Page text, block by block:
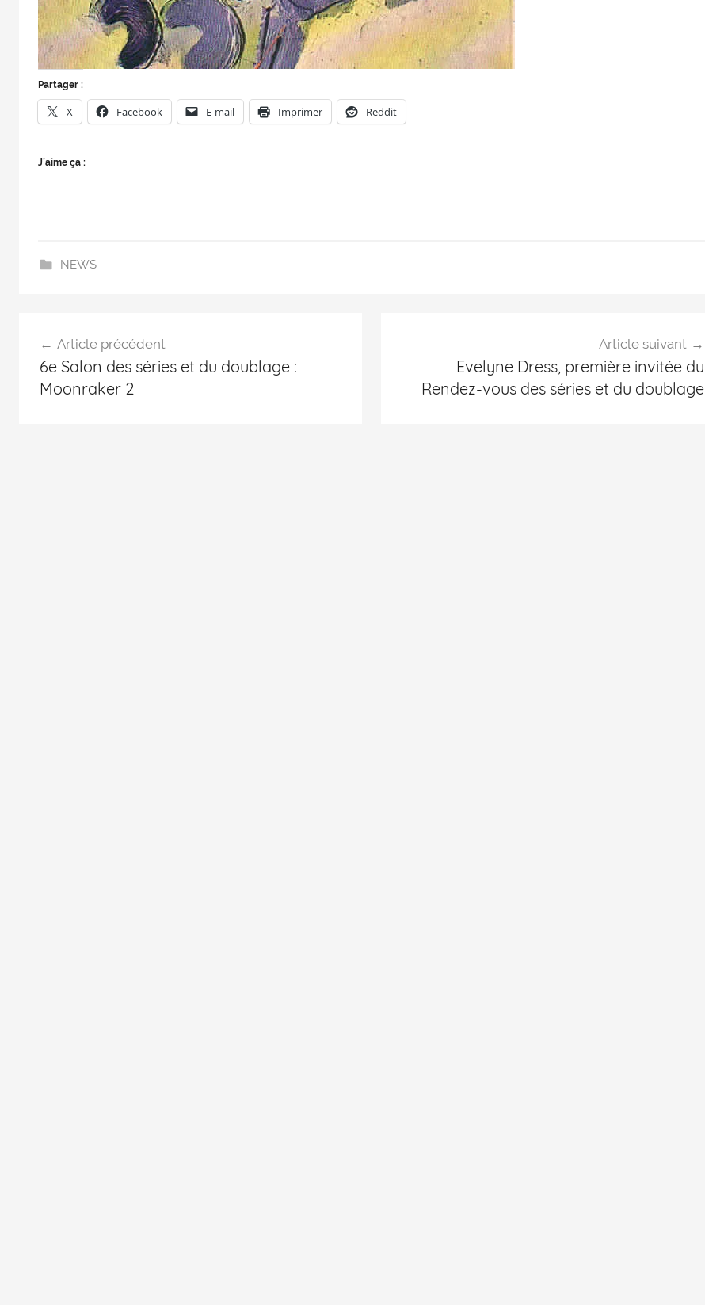
Partager :
X Facebook E-mail Imprimer Reddit
J’aime ça :
NEWS
Article précédent
6e Salon des séries et du doublage :
Moonraker 2
Article suivant
Evelyne Dress, première invitée du
Rendez-vous des séries et du doublage